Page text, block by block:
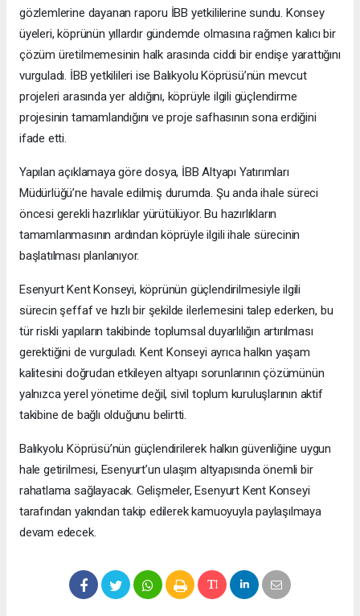
gözlemlerine dayanan raporu İBB yetkililerine sundu. Konsey
üyeleri, köprünün yıllardır gündemde olmasına rağmen kalıcı bir
çözüm üretilmemesinin halk arasında ciddi bir endişe yarattığını
vurguladı. İBB yetkilileri ise Balıkyolu Köprüsü’nün mevcut
projeleri arasında yer aldığını, köprüyle ilgili güçlendirme
projesinin tamamlandığını ve proje safhasının sona erdiğini
ifade etti.
Yapılan açıklamaya göre dosya, İBB Altyapı Yatırımları
Müdürlüğü’ne havale edilmiş durumda. Şu anda ihale süreci
öncesi gerekli hazırlıklar yürütülüyor. Bu hazırlıkların
tamamlanmasının ardından köprüyle ilgili ihale sürecinin
başlatılması planlanıyor.
Esenyurt Kent Konseyi, köprünün güçlendirilmesiyle ilgili
sürecin şeffaf ve hızlı bir şekilde ilerlemesini talep ederken, bu
tür riskli yapıların takibinde toplumsal duyarlılığın artırılması
gerektiğini de vurguladı. Kent Konseyi ayrıca halkın yaşam
kalitesini doğrudan etkileyen altyapı sorunlarının çözümünün
yalnızca yerel yönetime değil, sivil toplum kuruluşlarının aktif
takibine de bağlı olduğunu belirtti.
Balıkyolu Köprüsü’nün güçlendirilerek halkın güvenliğine uygun
hale getirilmesi, Esenyurt’un ulaşım altyapısında önemli bir
rahatlama sağlayacak. Gelişmeler, Esenyurt Kent Konseyi
tarafından yakından takip edilerek kamuoyuyla paylaşılmaya
devam edecek.